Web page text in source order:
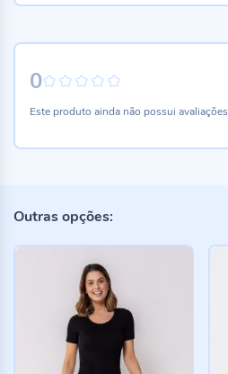
0
Este produto ainda não possui avaliações
Outras opções: